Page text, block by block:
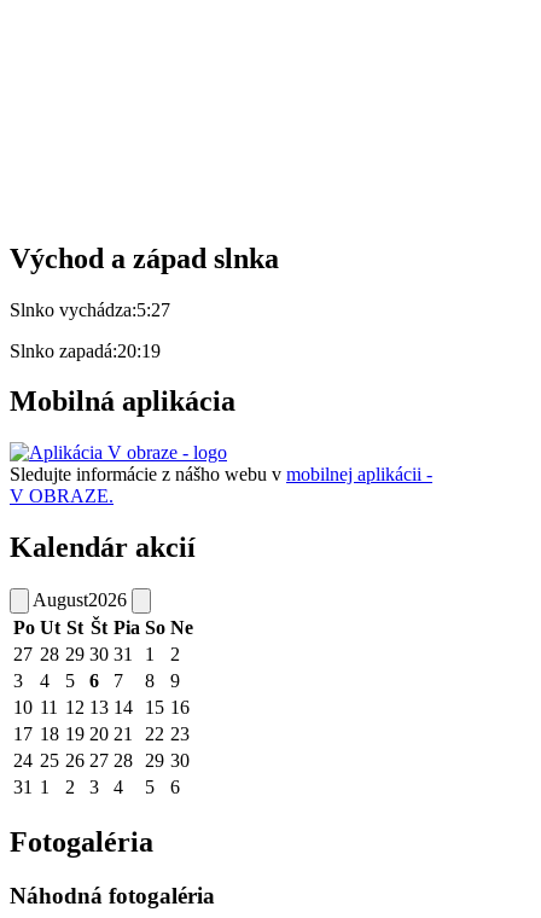
Východ a západ slnka
Slnko vychádza:5:27
Slnko zapadá:20:19
Mobilná aplikácia
Sledujte informácie z nášho webu v mobilnej aplikácii -
V OBRAZE.
Kalendár akcií
August2026
Po Ut St Št Pia So Ne
27 28 29 30 31 1
2
3
4 5 6 7 8
9
10 11 12 13 14 15 16
17 18 19 20 21 22 23
24 25 26 27 28 29 30
31 1 2 3 4 5 6
Fotogaléria
Náhodná fotogaléria